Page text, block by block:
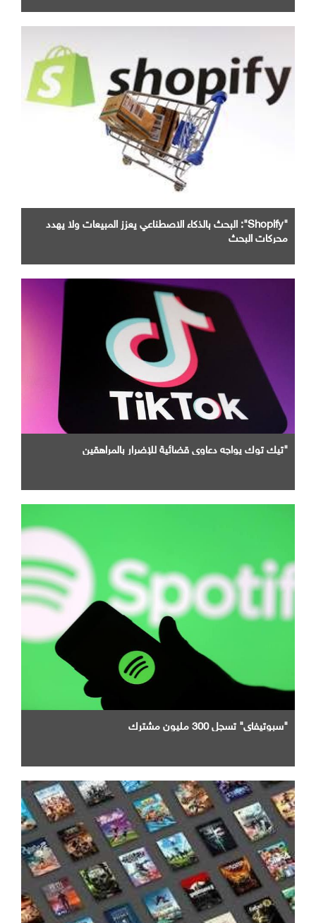
"Shopify": البحث بالذكاء الاصطناعي يعزز المبيعات ولا يهدد
محركات البحث
"تيك توك يواجه دعاوى قضائية للإضرار بالمراهقين
"سبوتيفاي" تسجل 300 مليون مشترك